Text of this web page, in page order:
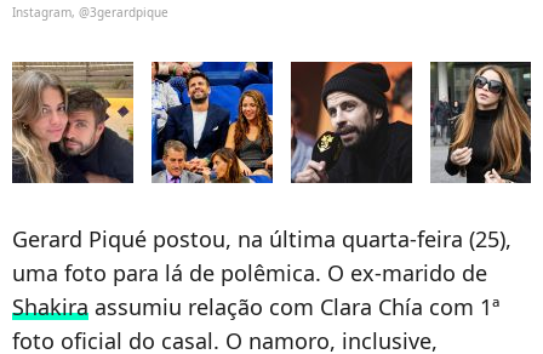
Instagram, @3gerardpique
Gerard Piqué postou, na última quarta-feira (25),
uma foto para lá de polêmica. O ex-marido de
Shakira assumiu relação com Clara Chía com 1ª
foto oficial do casal. O namoro, inclusive,